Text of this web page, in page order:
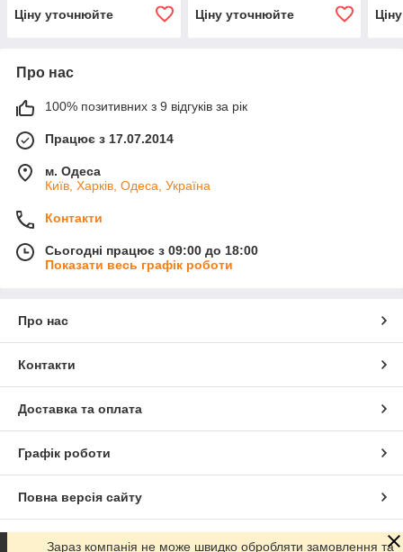
Ціну уточнюйте
Ціну уточнюйте
Про нас
100% позитивних з 9 відгуків за рік
Працює з 17.07.2014
м. Одеса
Київ, Харків, Одеса, Україна
Контакти
Сьогодні працює з 09:00 до 18:00
Показати весь графік роботи
Про нас
Контакти
Доставка та оплата
Графік роботи
Повна версія сайту
Сайт створено на маркетплейсіProm.ua
Зараз компанія не може швидко обробляти замовлення та